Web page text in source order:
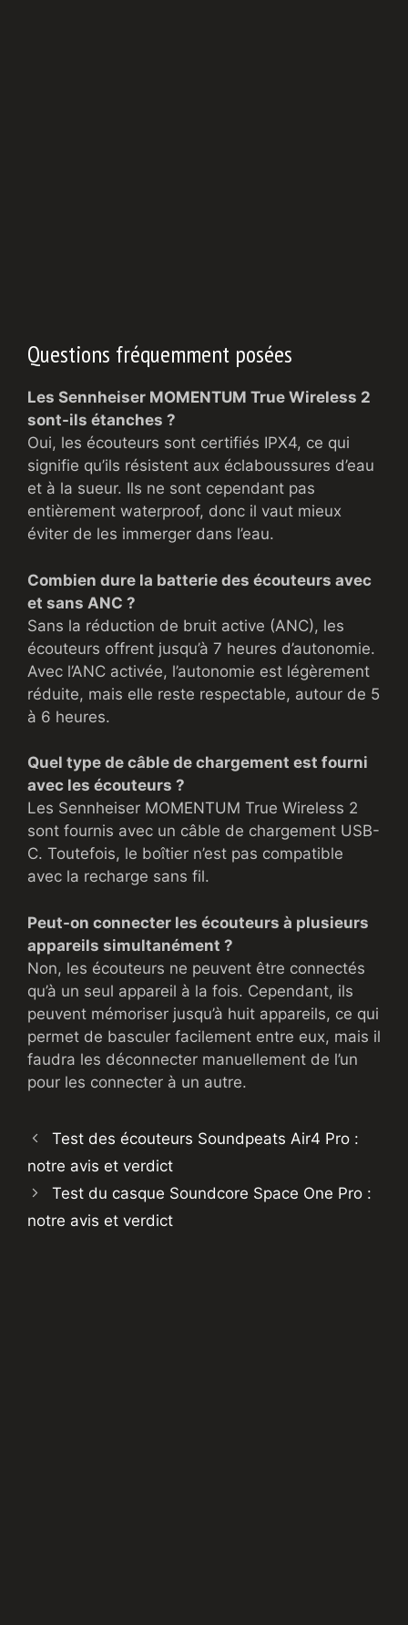
Questions fréquemment posées
Les Sennheiser MOMENTUM True Wireless 2
sont-ils étanches ?
Oui, les écouteurs sont certifiés IPX4, ce qui
signifie qu’ils résistent aux éclaboussures d’eau
et à la sueur. Ils ne sont cependant pas
entièrement waterproof, donc il vaut mieux
éviter de les immerger dans l’eau.
Combien dure la batterie des écouteurs avec
et sans ANC ?
Sans la réduction de bruit active (ANC), les
écouteurs offrent jusqu’à 7 heures d’autonomie.
Avec l’ANC activée, l’autonomie est légèrement
réduite, mais elle reste respectable, autour de 5
à 6 heures.
Quel type de câble de chargement est fourni
avec les écouteurs ?
Les Sennheiser MOMENTUM True Wireless 2
sont fournis avec un câble de chargement USB-
C. Toutefois, le boîtier n’est pas compatible
avec la recharge sans fil.
Peut-on connecter les écouteurs à plusieurs
appareils simultanément ?
Non, les écouteurs ne peuvent être connectés
qu’à un seul appareil à la fois. Cependant, ils
peuvent mémoriser jusqu’à huit appareils, ce qui
permet de basculer facilement entre eux, mais il
faudra les déconnecter manuellement de l’un
pour les connecter à un autre.
Test des écouteurs Soundpeats Air4 Pro :
notre avis et verdict
Test du casque Soundcore Space One Pro :
notre avis et verdict